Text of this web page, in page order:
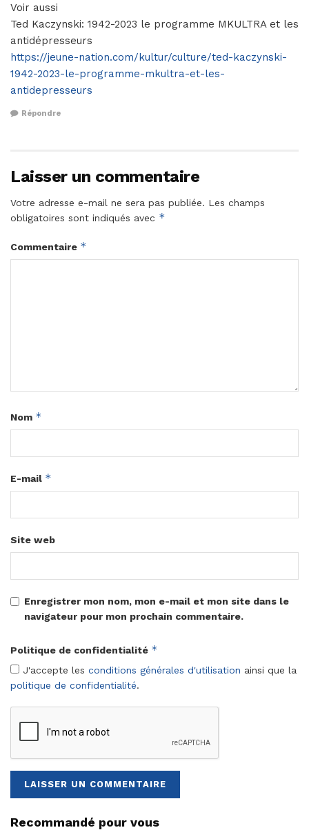
Voir aussi
Ted Kaczynski: 1942-2023 le programme MKULTRA et les
antidépresseurs
https://jeune-nation.com/kultur/culture/ted-kaczynski-
1942-2023-le-programme-mkultra-et-les-
antidepresseurs
Répondre
Laisser un commentaire
Votre adresse e-mail ne sera pas publiée. Les champs
obligatoires sont indiqués avec *
Commentaire *
Nom *
E-mail *
Site web
Enregistrer mon nom, mon e-mail et mon site dans le
navigateur pour mon prochain commentaire.
Politique de confidentialité *
J'accepte les conditions générales d'utilisation ainsi que la
politique de confidentialité.
Recommandé pour vous